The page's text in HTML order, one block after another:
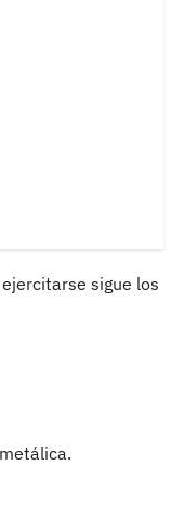
sigue los